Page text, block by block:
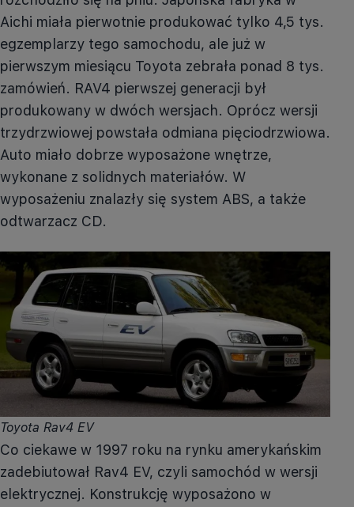
Aichi miała pierwotnie produkować tylko 4,5 tys.
egzemplarzy tego samochodu, ale już w
pierwszym miesiącu Toyota zebrała ponad 8 tys.
zamówień. RAV4 pierwszej generacji był
produkowany w dwóch wersjach. Oprócz wersji
trzydrzwiowej powstała odmiana pięciodrzwiowa.
Auto miało dobrze wyposażone wnętrze,
wykonane z solidnych materiałów. W
wyposażeniu znalazły się system ABS, a także
odtwarzacz CD.
Toyota Rav4 EV
Co ciekawe w 1997 roku na rynku amerykańskim
zadebiutował Rav4 EV, czyli samochód w wersji
elektrycznej. Konstrukcję wyposażono w